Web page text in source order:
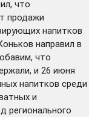
что
продажи
напитков
направил в
что
и 26 июня
напитков среди
и
регионального